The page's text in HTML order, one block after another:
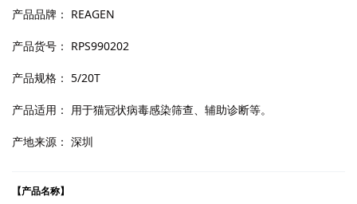
产品品牌： REAGEN
产品货号： RPS990202
产品规格： 5/20T
产品适用： 用于猫冠状病毒感染筛查、辅助诊断等。
产地来源： 深圳
【产品名称】